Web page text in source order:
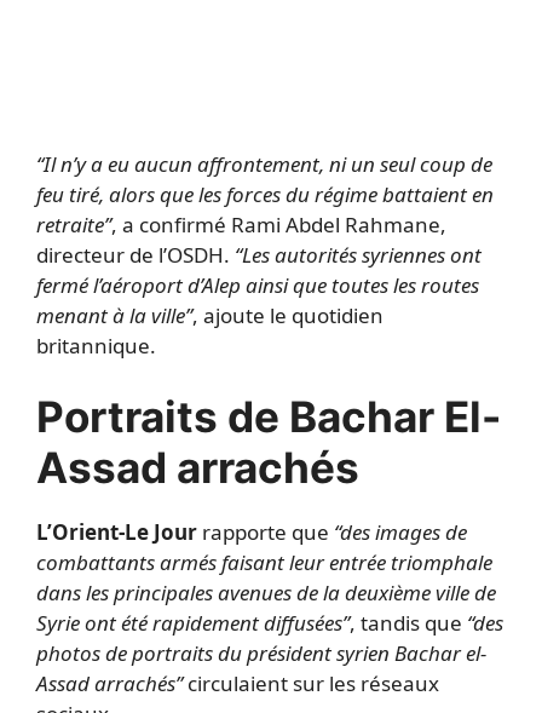
“Il n’y a eu aucun affrontement, ni un seul coup de
feu tiré, alors que les forces du régime battaient en
retraite”, a confirmé Rami Abdel Rahmane,
directeur de l’OSDH. “Les autorités syriennes ont
fermé l’aéroport d’Alep ainsi que toutes les routes
menant à la ville”, ajoute le quotidien
britannique.
Portraits de Bachar El-
Assad arrachés
L’Orient-Le Jour rapporte que “des images de
combattants armés faisant leur entrée triomphale
dans les principales avenues de la deuxième ville de
Syrie ont été rapidement diffusées”, tandis que “des
photos de portraits du président syrien Bachar el-
Assad arrachés”circulaient sur les réseaux